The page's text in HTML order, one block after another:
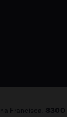
Francisca, 8300